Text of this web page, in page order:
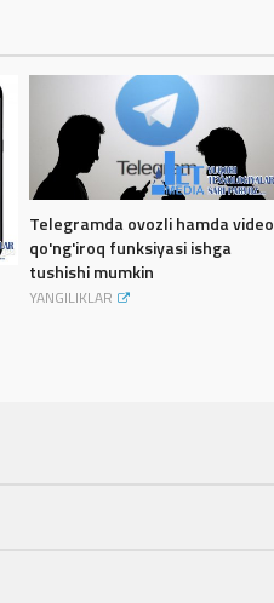
Telegramda ovozli hamda video
qo'ng'iroq funksiyasi ishga
tushishi mumkin
YANGILIKLAR